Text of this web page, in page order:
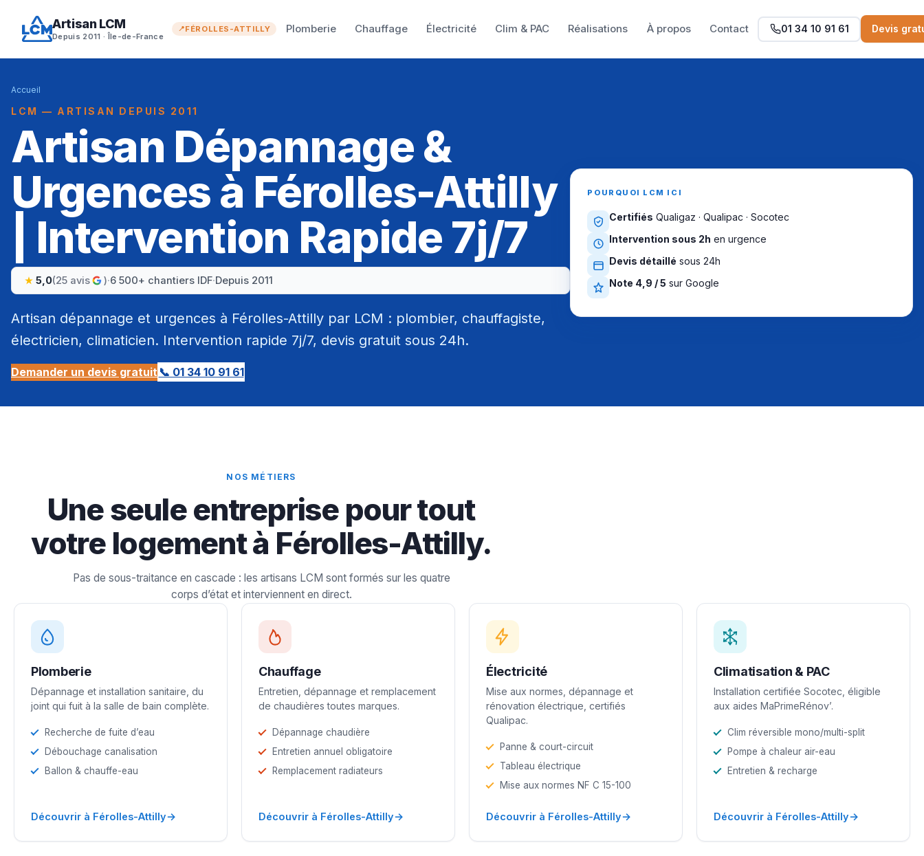
Artisan LCM
Depuis 2011 · Île-de-France
FÉROLLES-ATTILLY Plomberie Chauffage Électricité Clim & PAC Réalisations À propos Contact 01 34 10 91 61 Devis
Accueil
LCM — ARTISAN DEPUIS 2011
Artisan Dépannage &
Urgences à Férolles-Attilly
| Intervention Rapide 7j/7
5,0(25 avis )·6 500+ chantiers IDF·Depuis 2011
Artisan dépannage et urgences à Férolles-Attilly par LCM : plombier, chauffagiste,
électricien, climaticien. Intervention rapide 7j/7, devis gratuit sous 24h.
Demander un devis gratuit 📞 01 34 10 91 61
POURQUOI LCM ICI
Certifiés Qualigaz · Qualipac · Socotec
Intervention sous 2h en urgence
Devis détaillé sous 24h
Note 4,9 / 5 sur Google
NOS MÉTIERS
Une seule entreprise pour tout
votre logement à Férolles-Attilly.
Pas de sous-traitance en cascade : les artisans LCM sont formés sur les quatre
corps d’état et interviennent en direct.
Plomberie
Dépannage et installation sanitaire, du
joint qui fuit à la salle de bain complète.
Recherche de fuite d’eau
Débouchage canalisation
Ballon & chauffe-eau
Découvrir à Férolles-Attilly→
Chauffage
Entretien, dépannage et remplacement
de chaudières toutes marques.
Dépannage chaudière
Entretien annuel obligatoire
Remplacement radiateurs
Découvrir à Férolles-Attilly→
Électricité
Mise aux normes, dépannage et
rénovation électrique, certifiés
Qualipac.
Panne & court-circuit
Tableau électrique
Mise aux normes NF C 15-100
Découvrir à Férolles-Attilly→
Climatisation & PAC
Installation certifiée Socotec, éligible
aux aides MaPrimeRénov’.
Clim réversible mono/multi-split
Pompe à chaleur air-eau
Entretien & recharge
Découvrir à Férolles-Attilly→